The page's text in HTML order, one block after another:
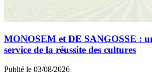
MONOSEM et DE SANGOSSE :
service de la réussite des cultures
Publié le 03/08/2026